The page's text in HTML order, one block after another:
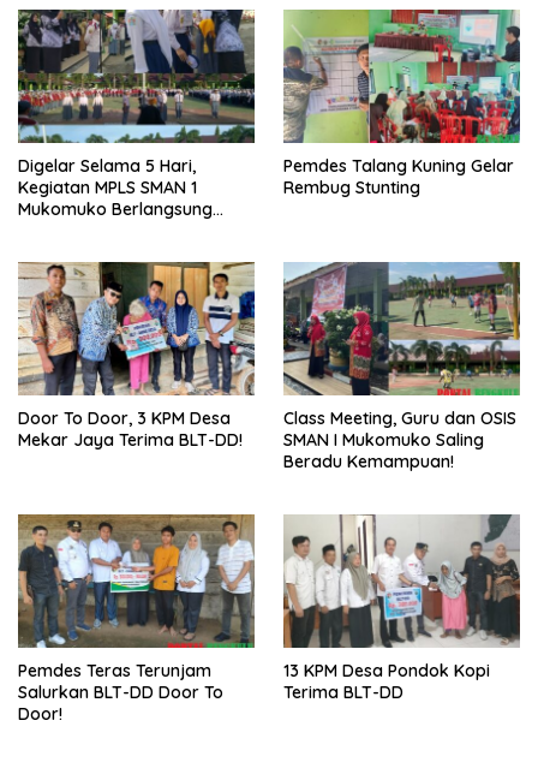
Digelar Selama 5 Hari,
Kegiatan MPLS SMAN 1
Mukomuko Berlangsung
Pemdes Talang Kuning Gelar
Rembug Stunting
Door To Door, 3 KPM Desa
Mekar Jaya Terima BLT-DD!
Class Meeting, Guru dan OSIS
SMAN I Mukomuko Saling
Beradu Kemampuan!
Pemdes Teras Terunjam
Salurkan BLT-DD Door To
Door!
13 KPM Desa Pondok Kopi
Terima BLT-DD